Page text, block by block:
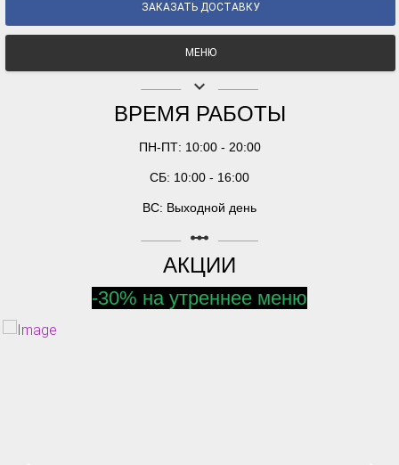
ЗАКАЗАТЬ ДОСТАВКУ
МЕНЮ
keyboard_arrow_down
ВРЕМЯ РАБОТЫ
ПН-ПТ: 10:00 - 20:00
СБ: 10:00 - 16:00
ВС: Выходной день
linear_scale
АКЦИИ
-30% на утреннее меню